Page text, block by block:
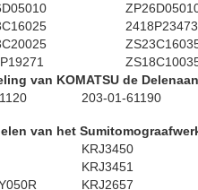
2418P23473
van KOMATSU de
203-01-61190
van het
KRJ3450
KRJ3451
KRJ2657